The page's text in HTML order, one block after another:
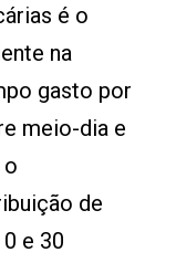
é o
na
gasto por
meio-dia e
o
de
e 30